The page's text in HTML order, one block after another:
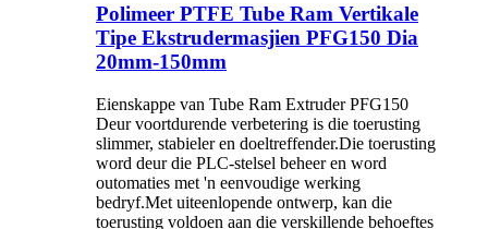
Polimeer PTFE Tube Ram Vertikale
Tipe Ekstrudermasjien PFG150 Dia
20mm-150mm
Eienskappe van Tube Ram Extruder PFG150
Deur voortdurende verbetering is die toerusting
slimmer, stabieler en doeltreffender.Die toerusting
word deur die PLC-stelsel beheer en word
outomaties met 'n eenvoudige werking
bedryf.Met uiteenlopende ontwerp, kan die
toerusting voldoen aan die verskillende behoeftes